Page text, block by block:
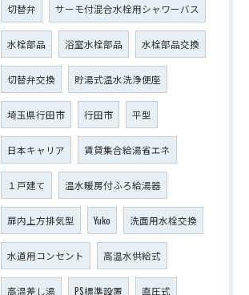
切替弁 サーモ付混合水栓用シャワーバス
水栓部品 浴室水栓部品 水栓部品交換
切替弁交換 貯湯式温水洗浄便座
埼玉県行田市 行田市 平型
日本キャリア 賃貸集合給湯省エネ
１戸建て 温水暖房付ふろ給湯器
扉内上方排気型 Yuko 洗面用水栓交換
水道用コンセント 高温水供給式
高温差し湯 PS標準設置 直圧式